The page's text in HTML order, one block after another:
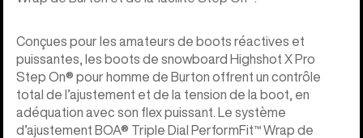
Conçues pour les amateurs de boots réactives et
puissantes, les boots de snowboard Highshot X Pro
Step On® pour homme de Burton offrent un contrôle
total de l’ajustement et de la tension de la boot, en
adéquation avec son flex puissant. Le système
d’ajustement BOA® Triple Dial PerformFit™ Wrap de